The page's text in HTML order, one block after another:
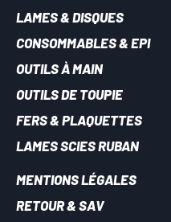
LAMES & DISQUES
CONSOMMABLES & EPI
OUTILS À MAIN
OUTILS DE TOUPIE
FERS & PLAQUETTES
LAMES SCIES RUBAN
MENTIONS LÉGALES
RETOUR & SAV